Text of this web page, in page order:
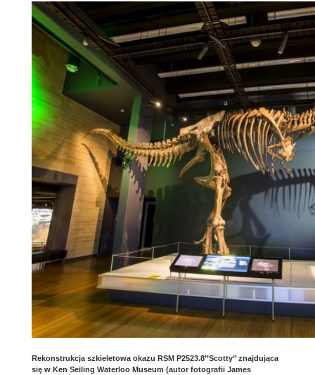
Rekonstrukcja szkieletowa okazu RSM P2523.8’’Scotty’’ znajdująca
się w Ken Seiling Waterloo Museum (autor fotografii James